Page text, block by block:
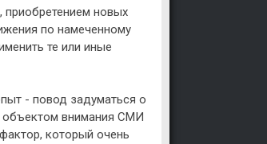
приобретением новых
по намеченному
те или иные
- повод задуматься о
объектом внимания СМИ
который очень